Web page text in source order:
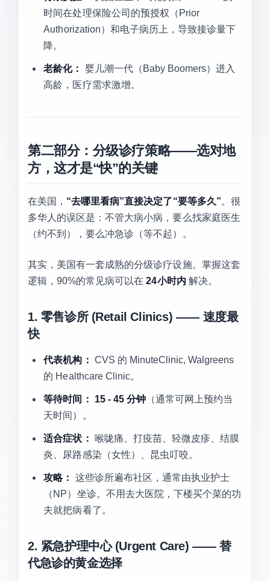
时间在处理保险公司的预授权（Prior
Authorization）和电子病历上，导致接诊量下
降。
老龄化：
婴儿潮一代（Baby Boomers）进入
高龄，医疗需求激增。
第二部分：分级诊疗策略——选对地
方，这才是“快”的关键
在美国， “去哪里看病”直接决定了“要等多久”。很
多华人的误区是：不管大病小病，要么找家庭医生
（约不到），要么冲急诊（等不起）。
其实，美国有一套成熟的分级诊疗设施。掌握这套
逻辑，90%的常见病可以在24小时内 解决。
1. 零售诊所 (Retail Clinics) —— 速度最
快
代表机构： CVS 的 MinuteClinic, Walgreens
的 Healthcare Clinic。
等待时间： 15 - 45 分钟（通常可网上预约当
天时间）。
适合症状：
喉咙痛、打疫苗、轻微皮疹、结膜
炎、尿路感染（女性）、昆虫叮咬。
攻略：
这些诊所遍布社区，通常由执业护士
（NP）坐诊。不用去大医院，下楼买个菜的功
夫就把病看了。
2. 紧急护理中心 (Urgent Care) —— 替
代急诊的黄金选择